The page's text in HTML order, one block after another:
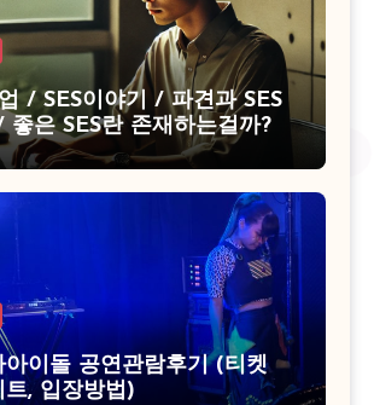
/ SES이야기 / 파견과 SES
좋은 SES란 존재하는걸까?
아이돌 공연관람후기 (티켓
트, 입장방법)